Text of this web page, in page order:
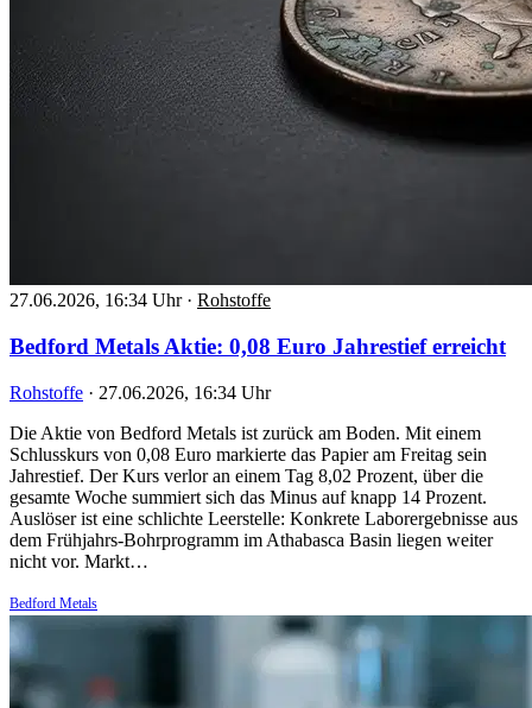
27.06.2026, 16:34 Uhr · Rohstoffe
Bedford Metals Aktie: 0,08 Euro Jahrestief erreicht
Rohstoffe · 27.06.2026, 16:34 Uhr
Die Aktie von Bedford Metals ist zurück am Boden. Mit einem
Schlusskurs von 0,08 Euro markierte das Papier am Freitag sein
Jahrestief. Der Kurs verlor an einem Tag 8,02 Prozent, über die
gesamte Woche summiert sich das Minus auf knapp 14 Prozent.
Auslöser ist eine schlichte Leerstelle: Konkrete Laborergebnisse aus
dem Frühjahrs-Bohrprogramm im Athabasca Basin liegen weiter
nicht vor. Markt…
Bedford Metals